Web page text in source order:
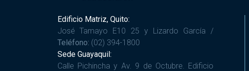
Edificio Matriz, Quito:
José Tamayo E10 25 y Lizardo García /
Teléfono: (02) 394-1800
Sede Guayaquil:
Calle Pichincha y Av. 9 de Octubre. Edificio